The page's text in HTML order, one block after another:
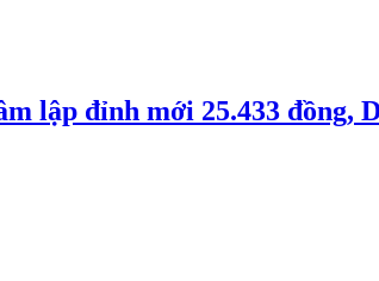
lập đỉnh mới 25.433 đồng,